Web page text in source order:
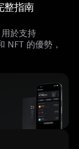
整指南
於支持
的優勢，